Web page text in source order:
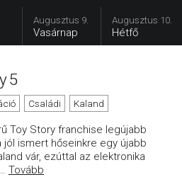
Augusztus 9.
Vasárnap
Augusztus 10.
Hétfő
5
Családi Kaland
Toy Story franchise legújabb
jól ismert hőseinkre egy újabb
vár, ezúttal az elektronika
… Tovább